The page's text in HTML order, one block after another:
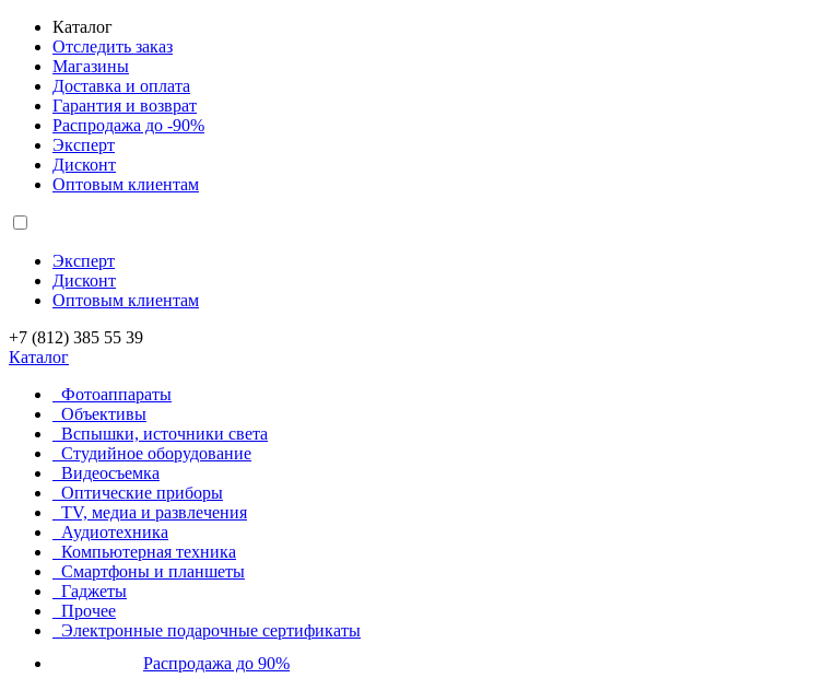
Каталог
Отследить заказ
Магазины
Доставка и оплата
Гарантия и возврат
Распродажа до -90%
Эксперт
Дисконт
Оптовым клиентам
Эксперт
Дисконт
Оптовым клиентам
+7 (812) 385 55 39
Каталог
Фотоаппараты
Объективы
Вспышки, источники света
Студийное оборудование
Видеосъемка
Оптические приборы
TV, медиа и развлечения
Аудиотехника
Компьютерная техника
Смартфоны и планшеты
Гаджеты
Прочее
Электронные подарочные сертификаты
Распродажа до 90%